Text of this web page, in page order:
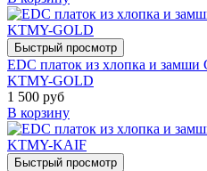
Быстрый просмотр
EDC платок из хлопка и замши
KTMY-GOLD
1 500 руб
В корзину
Быстрый просмотр